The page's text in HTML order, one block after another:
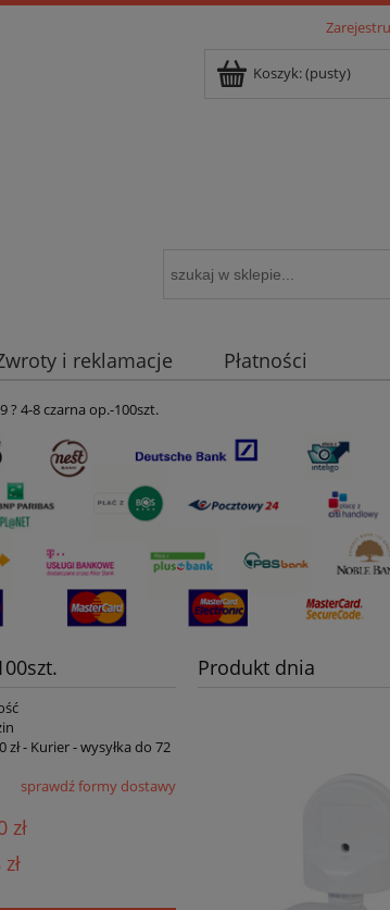
Koszyk:(pusty)
i reklamacje
Płatności
Inteligentny dom ( POCKET HOME )
? 4-8 czarna op.-100szt.
zł- Kurier - wysyłka do 72
sprawdź formy dostawy
zł
Produkt dnia